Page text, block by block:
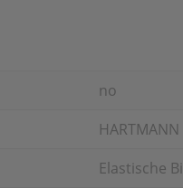
no
Elastische